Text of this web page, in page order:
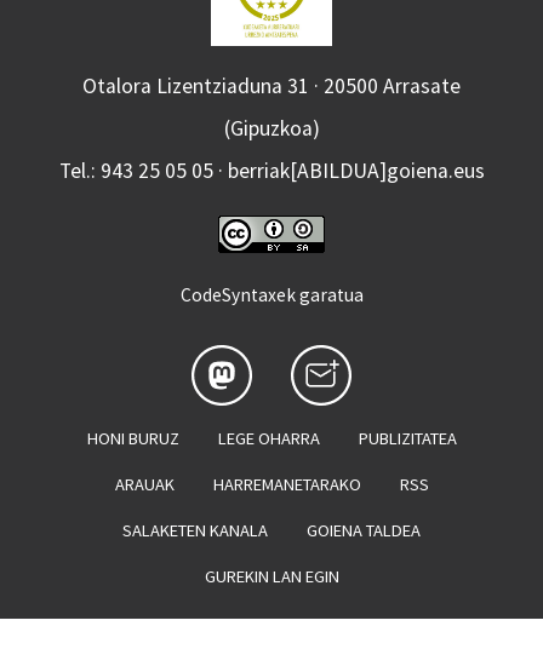
Otalora Lizentziaduna 31 · 20500 Arrasate
(Gipuzkoa)
Tel.: 943 25 05 05 · berriak[ABILDUA]goiena.eus
CodeSyntaxek garatua
HONI BURUZ LEGE OHARRA PUBLIZITATEA
ARAUAK HARREMANETARAKO RSS
SALAKETEN KANALA GOIENA TALDEA
GUREKIN LAN EGIN